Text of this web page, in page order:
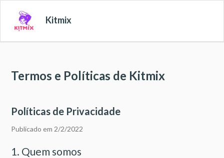
Kitmix
Termos e Políticas de Kitmix
Políticas de Privacidade
Publicado em 2/2/2022
1. Quem somos